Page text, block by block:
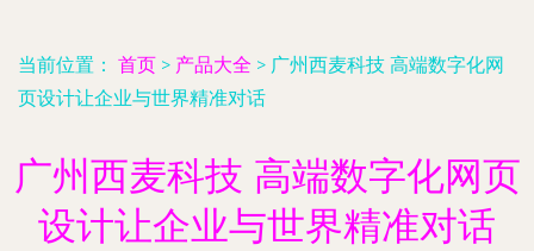
当前位置： 首页 > 产品大全 > 广州西麦科技 高端数字化网
页设计让企业与世界精准对话
广州西麦科技 高端数字化网页
设计让企业与世界精准对话